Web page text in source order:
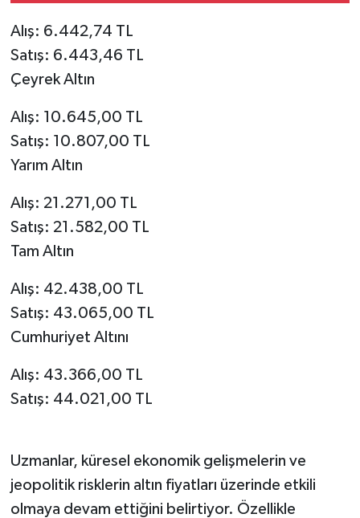
Alış: 6.442,74 TL
Satış: 6.443,46 TL
Çeyrek Altın
Alış: 10.645,00 TL
Satış: 10.807,00 TL
Yarım Altın
Alış: 21.271,00 TL
Satış: 21.582,00 TL
Tam Altın
Alış: 42.438,00 TL
Satış: 43.065,00 TL
Cumhuriyet Altını
Alış: 43.366,00 TL
Satış: 44.021,00 TL
Uzmanlar, küresel ekonomik gelişmelerin ve
jeopolitik risklerin altın fiyatları üzerinde etkili
olmaya devam ettiğini belirtiyor. Özellikle